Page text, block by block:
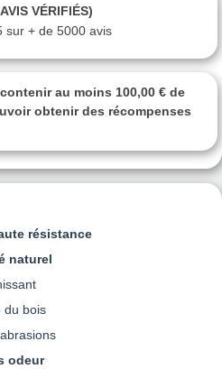
résistance
naturel
du bois
odeur
VÉRIFIÉS)
sur + de 5000 avis
au moins 100,00 € de
obtenir des récompenses